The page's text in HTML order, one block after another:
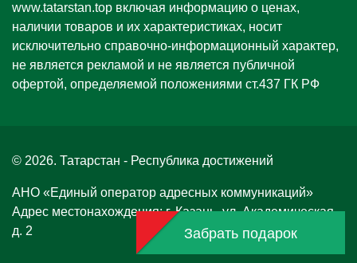
Забрать подарок
www.tatarstan.top включая информацию о ценах,
наличии товаров и их характеристиках, носит
исключительно справочно-информационный характер,
не является рекламой и не является публичной
офертой, определяемой положениями ст.437 ГК РФ
© 2026. Татарстан - Республика достижений
АНО «Единый оператор адресных коммуникаций»
Адрес местонахождения: г. Казань, ул. Академическая,
д. 2